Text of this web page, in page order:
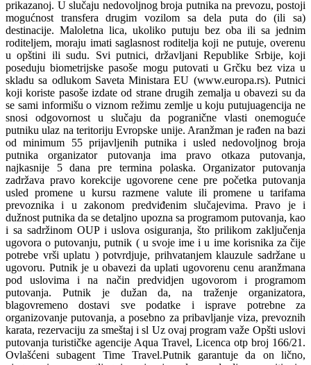
prikazanoj. U slučaju nedovoljnog broja putnika na prevozu, postoji
mogućnost transfera drugim vozilom sa dela puta do (ili sa)
destinacije. Maloletna lica, ukoliko putuju bez oba ili sa jednim
roditeljem, moraju imati saglasnost roditelja koji ne putuje, overenu
u opštini ili sudu. Svi putnici, državljani Republike Srbije, koji
poseduju biometrijske pasoše mogu putovati u Grčku bez viza u
skladu sa odlukom Saveta Ministara EU (www.europa.rs). Putnici
koji koriste pasoše izdate od strane drugih zemalja u obavezi su da
se sami informišu o viznom režimu zemlje u koju putujuagencija ne
snosi odgovornost u slučaju da pogranične vlasti onemoguće
putniku ulaz na teritoriju Evropske unije. Aranžman je rađen na bazi
od minimum 55 prijavljenih putnika i usled nedovoljnog broja
putnika organizator putovanja ima pravo otkaza putovanja,
najkasnije 5 dana pre termina polaska. Organizator putovanja
zadržava pravo korekcije ugovorene cene pre početka putovanja
usled promene u kursu razmene valute ili promene u tarifama
prevoznika i u zakonom predviđenim slučajevima. Pravo je i
dužnost putnika da se detaljno upozna sa programom putovanja, kao
i sa sadržinom OUP i uslova osiguranja, što prilikom zaključenja
ugovora o putovanju, putnik ( u svoje ime i u ime korisnika za čije
potrebe vrši uplatu ) potvrdjuje, prihvatanjem klauzule sadržane u
ugovoru. Putnik je u obavezi da uplati ugovorenu cenu aranžmana
pod uslovima i na način predvidjen ugovorom i programom
putovanja. Putnik je dužan da, na traženje organizatora,
blagovremeno dostavi sve podatke i isprave potrebne za
organizovanje putovanja, a posebno za pribavljanje viza, prevoznih
karata, rezervaciju za smeštaj i sl Uz ovaj program važe Opšti uslovi
putovanja turističke agencije Aqua Travel, Licenca otp broj 166/21.
Ovlašćeni subagent Time Travel.Putnik garantuje da on lično,